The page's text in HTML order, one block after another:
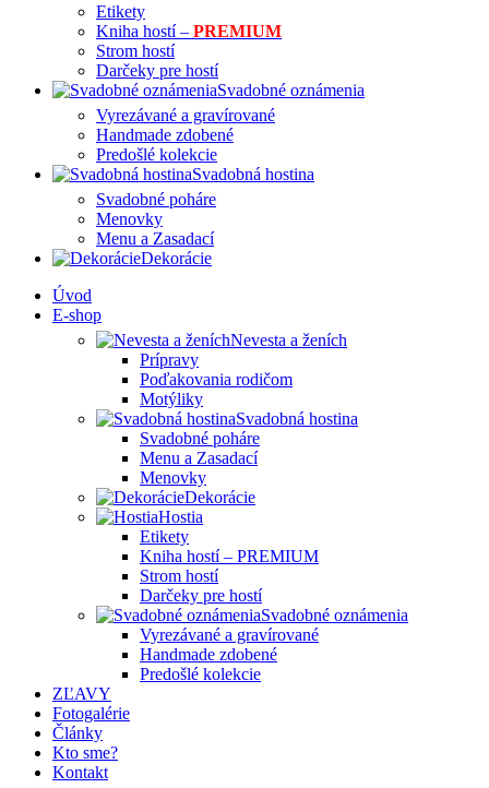
Etikety
Kniha hostí – PREMIUM
Strom hostí
Darčeky pre hostí
Svadobné oznámenia
Vyrezávané a gravírované
Handmade zdobené
Predošlé kolekcie
Svadobná hostina
Svadobné poháre
Menovky
Menu a Zasadací
Dekorácie
Úvod
E-shop
Nevesta a ženích
Prípravy
Poďakovania rodičom
Motýliky
Svadobná hostina
Svadobné poháre
Menu a Zasadací
Menovky
Dekorácie
Hostia
Etikety
Kniha hostí – PREMIUM
Strom hostí
Darčeky pre hostí
Svadobné oznámenia
Vyrezávané a gravírované
Handmade zdobené
Predošlé kolekcie
ZĽAVY
Fotogalérie
Články
Kto sme?
Kontakt